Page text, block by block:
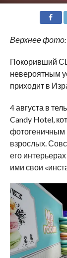
Верхнее фото:
Покоривший
невероятным
приходит в
4 августа в
Candy Hotel,
фотогеничным
взрослых.
его
ими свои